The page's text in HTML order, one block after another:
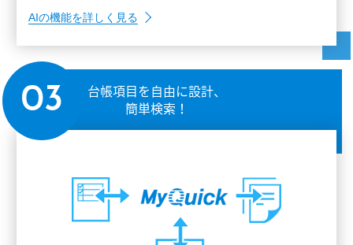
AIの機能を詳しく見る
03
台帳項目を自由に設計、
簡単検索！